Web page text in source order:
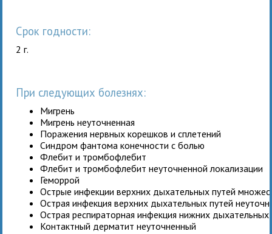
Срок годности:
2 г.
При следующих болезнях:
Мигрень
Мигрень неуточненная
Поражения нервных корешков и сплетений
Синдром фантома конечности с болью
Флебит и тромбофлебит
Флебит и тромбофлебит неуточненной локализации
Геморрой
Острые инфекции верхних дыхательных путей
Острая инфекция верхних дыхательных путей
Острая респираторная инфекция нижних дыхательных
Контактный дерматит неуточненный